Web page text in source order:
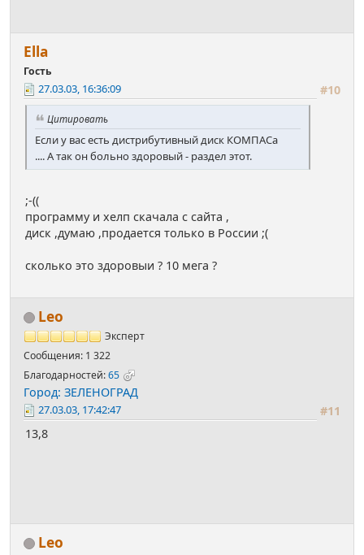
Ella
Гость
#10
27.03.03, 16:36:09
Цитировать
Если у вас есть дистрибутивный диск КОМПАСа
.... А так он больно здоровый - раздел этот.
;-((
программу и хелп скачала с сайта ,
диск ,думаю ,продается только в России ;(
сколько это здоровыи ? 10 мега ?
Leo
Эксперт
Сообщения: 1 322
Благодарностей:65
Город: ЗЕЛЕНОГРАД
#11
27.03.03, 17:42:47
13,8
Leo